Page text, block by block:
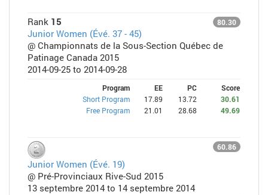
Rank 15 80.30
Junior Women (Évé. 37 - 45)
@ Championnats de la Sous-Section Québec de
Patinage Canada 2015
2014-09-25 to 2014-09-28
Program EE PC
Score
Short Program
17.89 13.72
30.61
Free Program
21.01 28.68 49.69
60.86
Junior Women (Évé. 19)
@ Pré-Provinciaux Rive-Sud 2015
13 septembre 2014 to 14 septembre 2014